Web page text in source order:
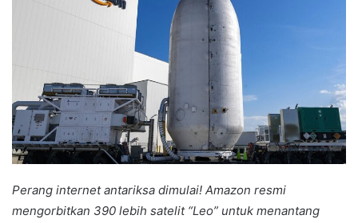
Perang internet antariksa dimulai! Amazon resmi
mengorbitkan 390 lebih satelit “Leo” untuk menantang